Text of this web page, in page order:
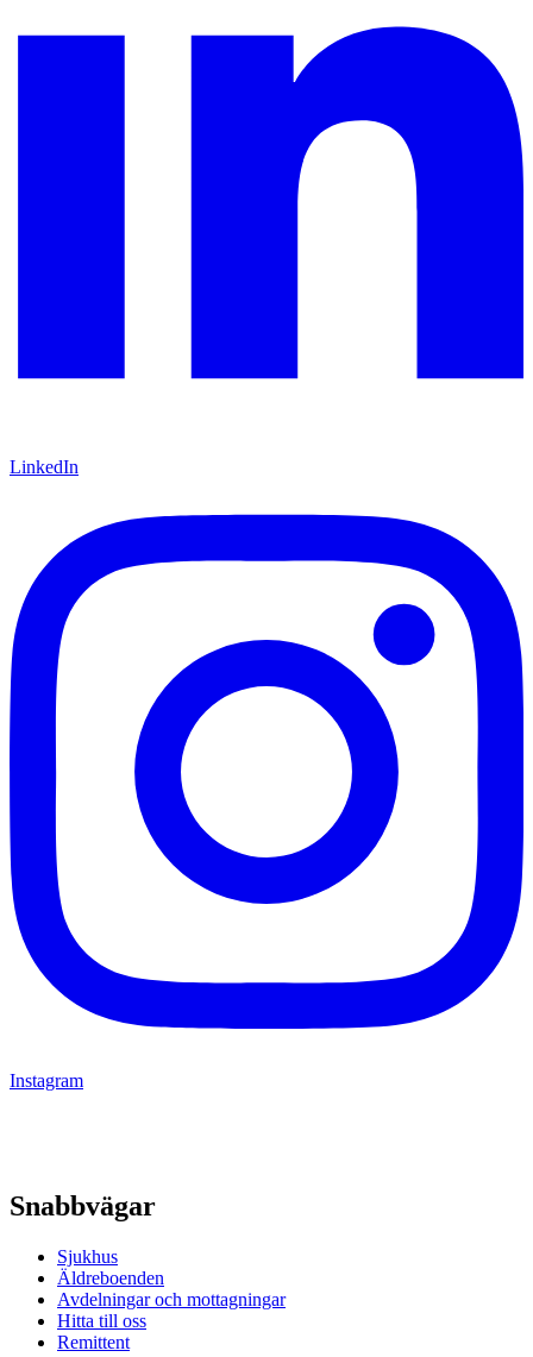
LinkedIn
Instagram
Snabbvägar
Sjukhus
Äldreboenden
Avdelningar och mottagningar
Hitta till oss
Remittent